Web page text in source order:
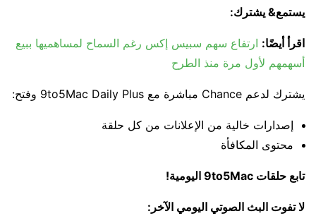
يستمع& يشترك:
اقرأ أيضًا: ارتفاع سهم سبيس إكس رغم السماح لمساهميها ببيع
أسهمهم لأول مرة منذ الطرح
يشترك لدعم Chance مباشرة مع 9to5Mac Daily Plus وفتح:
إصدارات خالية من الإعلانات من كل حلقة
محتوى المكافأة
تابع حلقات 9to5Mac اليومية!
لا تفوت البث الصوتي اليومي الآخر: